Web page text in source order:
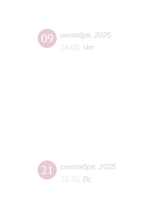
09 октября 2025
14:00 Чт
21 сентября 2025
15:30 Вс